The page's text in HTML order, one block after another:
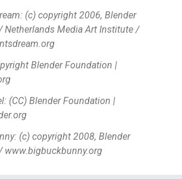
(c) copyright 2006, Blender
Netherlands Media Art Institute /
Blender Foundation |
(CC) Blender Foundation |
(c) copyright 2008, Blender
www.bigbuckbunny.org